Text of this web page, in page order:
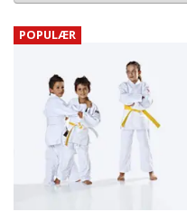
POPULÆR